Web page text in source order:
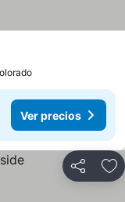
Ver precios
Compartir